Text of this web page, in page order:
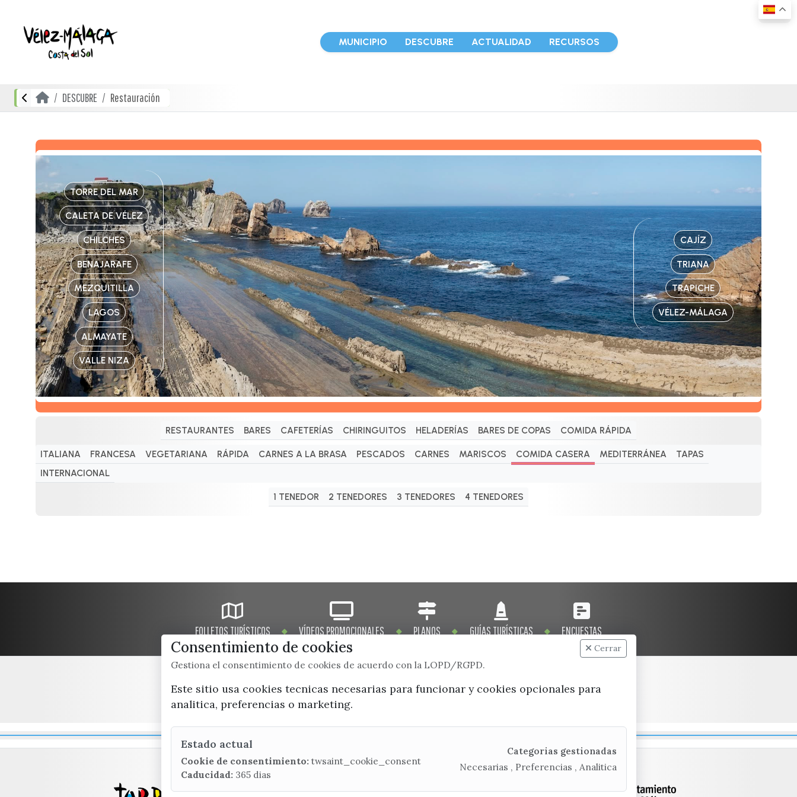
MUNICIPIO DESCUBRE ACTUALIDAD RECURSOS
DESCUBRE Restauración
TORRE DEL MAR
CALETA DE VÉLEZ
CHILCHES
BENAJARAFE
MEZQUITILLA
LAGOS
ALMAYATE
VALLE NIZA
CAJÍZ
TRIANA
TRAPICHE
VÉLEZ-MÁLAGA
RESTAURANTES BARES CAFETERÍAS CHIRINGUITOS HELADERÍAS BARES DE COPAS COMIDA RÁPIDA
ITALIANA FRANCESA VEGETARIANA RÁPIDA CARNES A LA BRASA PESCADOS CARNES MARISCOS COMIDA CASERA MEDITERRÁNEA
TAPAS
INTERNACIONAL
1 TENEDOR 2 TENEDORES 3 TENEDORES 4 TENEDORES
FOLLETOS TURÍSTICOS VÍDEOS PROMOCIONALES PLANOS GUÍAS TURÍSTICAS ENCUESTAS
x / twitter
Consentimiento de cookies
Gestiona el consentimiento de cookies de acuerdo con la LOPD/RGPD.
Cerrar
Este sitio usa cookies tecnicas necesarias para funcionar y cookies opcionales para
analitica, preferencias o marketing.
Estado actual
Cookie de consentimiento: twsaint_cookie_consent
Caducidad: 365 dias
Categorias gestionadas
Necesarias , Preferencias , Analitica